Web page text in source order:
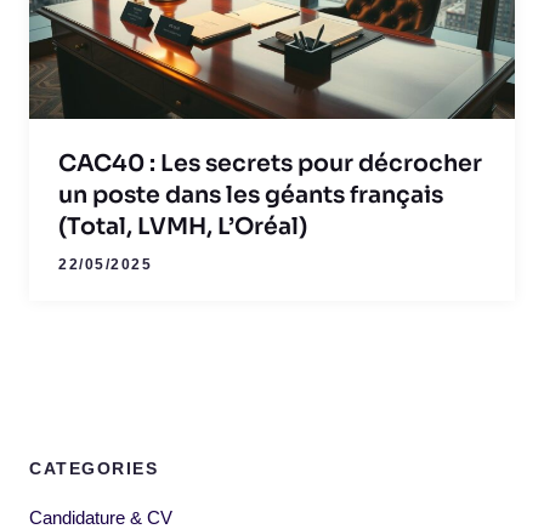
CAC40 : Les secrets pour décrocher
un poste dans les géants français
(Total, LVMH, L’Oréal)
22/05/2025
CATEGORIES
Candidature & CV